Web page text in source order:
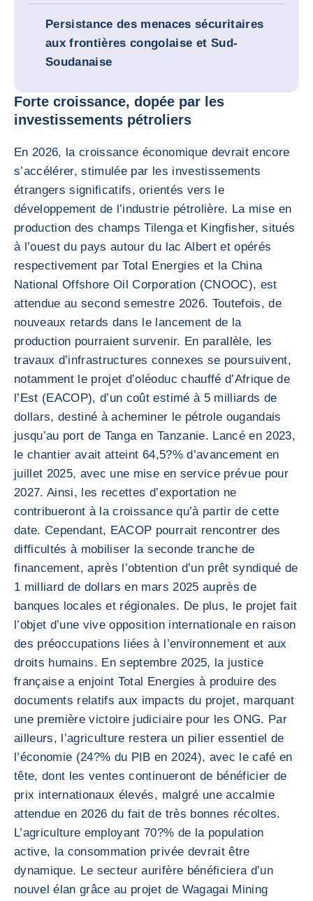
Persistance des menaces sécuritaires
aux frontières congolaise et Sud-
Soudanaise
Forte croissance, dopée par les
investissements pétroliers
En 2026, la croissance économique devrait encore
s’accélérer, stimulée par les investissements
étrangers significatifs, orientés vers le
développement de l’industrie pétrolière. La mise en
production des champs Tilenga et Kingfisher, situés
à l’ouest du pays autour du lac Albert et opérés
respectivement par Total Energies et la China
National Offshore Oil Corporation (CNOOC), est
attendue au second semestre 2026. Toutefois, de
nouveaux retards dans le lancement de la
production pourraient survenir. En parallèle, les
travaux d’infrastructures connexes se poursuivent,
notamment le projet d’oléoduc chauffé d’Afrique de
l’Est (EACOP), d’un coût estimé à 5 milliards de
dollars, destiné à acheminer le pétrole ougandais
jusqu’au port de Tanga en Tanzanie. Lancé en 2023,
le chantier avait atteint 64,5?% d’avancement en
juillet 2025, avec une mise en service prévue pour
2027. Ainsi, les recettes d’exportation ne
contribueront à la croissance qu’à partir de cette
date. Cependant, EACOP pourrait rencontrer des
difficultés à mobiliser la seconde tranche de
financement, après l’obtention d’un prêt syndiqué de
1 milliard de dollars en mars 2025 auprès de
banques locales et régionales. De plus, le projet fait
l’objet d’une vive opposition internationale en raison
des préoccupations liées à l’environnement et aux
droits humains. En septembre 2025, la justice
française a enjoint Total Energies à produire des
documents relatifs aux impacts du projet, marquant
une première victoire judiciaire pour les ONG. Par
ailleurs, l’agriculture restera un pilier essentiel de
l’économie (24?% du PIB en 2024), avec le café en
tête, dont les ventes continueront de bénéficier de
prix internationaux élevés, malgré une accalmie
attendue en 2026 du fait de très bonnes récoltes.
L’agriculture employant 70?% de la population
active, la consommation privée devrait être
dynamique. Le secteur aurifère bénéficiera d’un
nouvel élan grâce au projet de Wagagai Mining